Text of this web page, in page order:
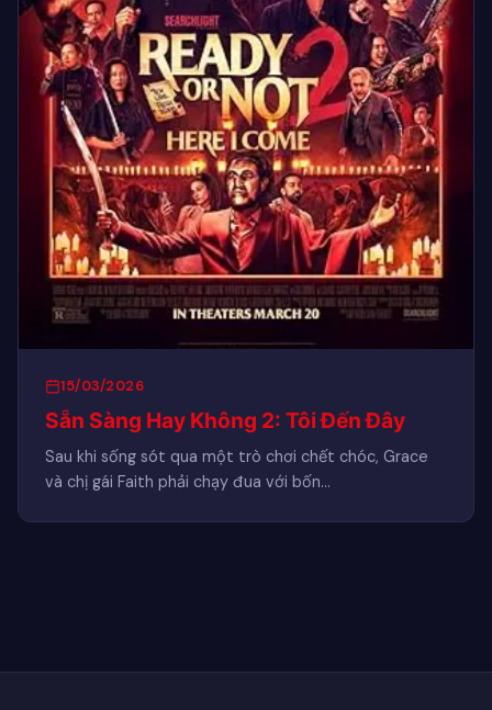
15/03/2026
Sẵn Sàng Hay Không 2: Tôi Đến Đây
Sau khi sống sót qua một trò chơi chết chóc, Grace
và chị gái Faith phải chạy đua với bốn…